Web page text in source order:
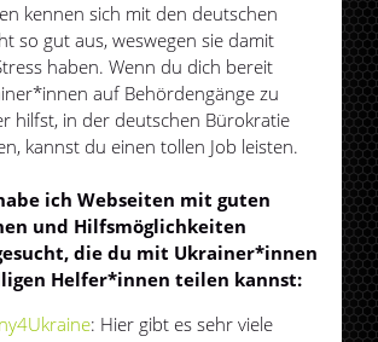
kennen sich mit den deutschen
so gut aus, weswegen sie damit
haben. Wenn du dich bereit
auf Behördengänge zu
hilfst, in der deutschen Bürokratie
kannst du einen tollen Job leisten.
ich Webseiten mit guten
und Hilfsmöglichkeiten
die du mit Ukrainer*innen
Helfer*innen teilen kannst:
: Hier gibt es sehr viele